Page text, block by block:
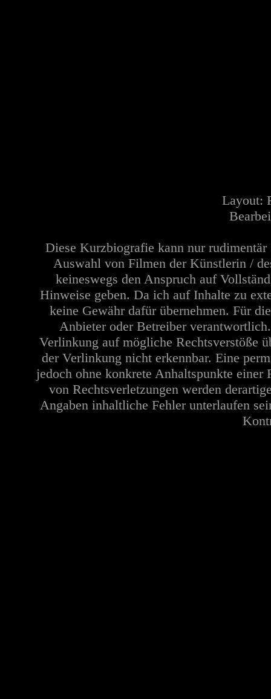
Layout:
Diese Kurzbiografie kann nur
Auswahl von Filmen der Künstlerin /
keineswegs den Anspruch auf
Hinweise geben. Da ich auf Inhalte zu
keine Gewähr dafür übernehmen. Für
Anbieter oder Betreiber
Verlinkung auf mögliche Rechtsverstöße
der Verlinkung nicht erkennbar. Eine
jedoch ohne konkrete Anhaltspunkte
von Rechtsverletzungen werden
Angaben inhaltliche Fehler unterlaufen